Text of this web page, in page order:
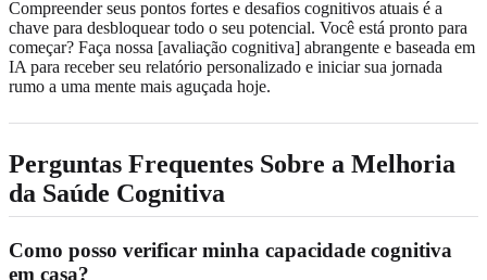
Compreender seus pontos fortes e desafios cognitivos atuais é a
chave para desbloquear todo o seu potencial. Você está pronto para
começar? Faça nossa [avaliação cognitiva] abrangente e baseada em
IA para receber seu relatório personalizado e iniciar sua jornada
rumo a uma mente mais aguçada hoje.
Perguntas Frequentes Sobre a Melhoria
da Saúde Cognitiva
Como posso verificar minha capacidade cognitiva
em casa?